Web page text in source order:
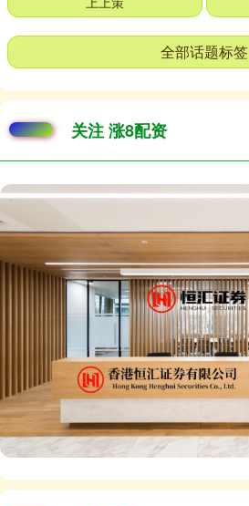
全部话题标签
关注 涨8配资